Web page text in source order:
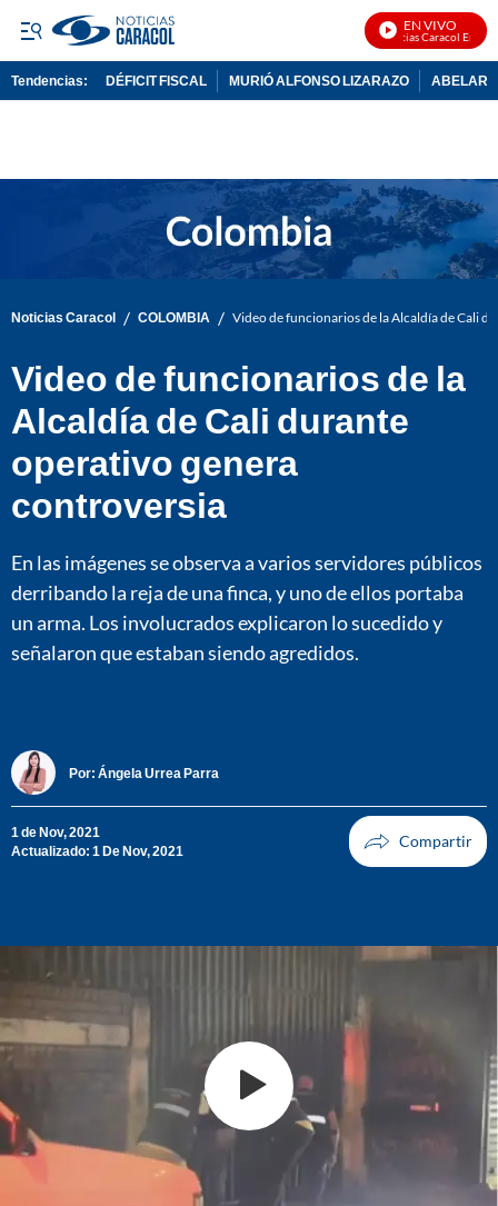
EN VIVO
Noticias Caracol En Vivo
Tendencias: DÉFICIT FISCAL MURIÓ ALFONSO LIZARAZO
Noticias Caracol / COLOMBIA / Video de funcionarios de la Alcaldía de Cali
Video de funcionarios de la
Alcaldía de Cali durante
operativo genera
controversia
En las imágenes se observa a varios servidores públicos
derribando la reja de una finca, y uno de ellos portaba
un arma. Los involucrados explicaron lo sucedido y
señalaron que estaban siendo agredidos.
Por: Ángela Urrea Parra
1 de Nov, 2021
Actualizado: 1 De Nov, 2021